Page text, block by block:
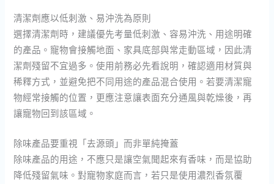
清潔劑應以低刺激、易沖洗為原則
選擇清潔劑時，建議優先考量低刺激、容易沖洗、用途明確
的產品。寵物會接觸地面、家具底部與常走動區域，因此清
潔劑殘留不宜過多。使用前務必先看說明，確認適用材質與
稀釋方式，並避免把不同用途的產品混合使用。若要清潔寵
物經常接觸的位置，更應注意讓表面充分通風與乾燥後，再
讓寵物回到該區域。
除味產品要重視「去源頭」而非單純掩蓋
除味產品的用途，不應只是讓空氣聞起來有香味，而是協助
降低殘留氣味。對寵物家庭而言，若只是使用濃烈香氛覆